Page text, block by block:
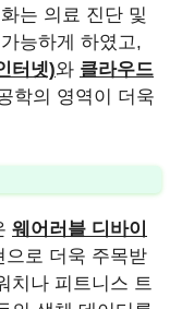
는 의료 진단 및
능하게 하였고,
터넷)와 클라우드
학의 영역이 더욱
웨어러블 디바이
으로 더욱 주목받
치나 피트니스 트